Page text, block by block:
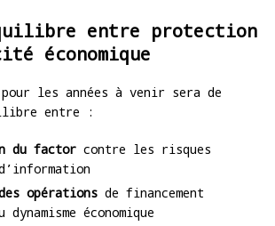
entre protection
économique
pour les années à venir sera de
entre :
du factor contre les risques
opérations de financement
économique